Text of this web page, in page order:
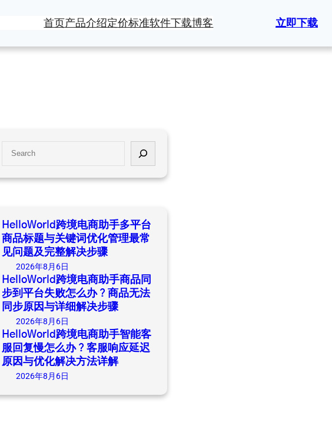
首页产品介绍定价标准软件下载博客 立即下载
a
h
HelloWorld跨境电商助手多平台
商品标题与关键词优化管理最常
见问题及完整解决步骤
2026年8月6日
HelloWorld跨境电商助手商品同
步到平台失败怎么办？商品无法
同步原因与详细解决步骤
2026年8月6日
HelloWorld跨境电商助手智能客
服回复慢怎么办？客服响应延迟
原因与优化解决方法详解
2026年8月6日